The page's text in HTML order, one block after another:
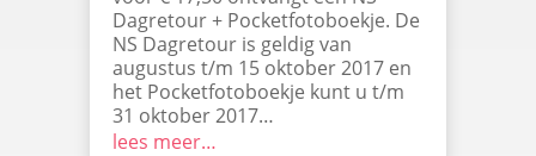
Dagretour + Pocketfotoboekje. De
NS Dagretour is geldig van
augustus t/m 15 oktober 2017 en
het Pocketfotoboekje kunt u t/m
31 oktober 2017…
lees meer…